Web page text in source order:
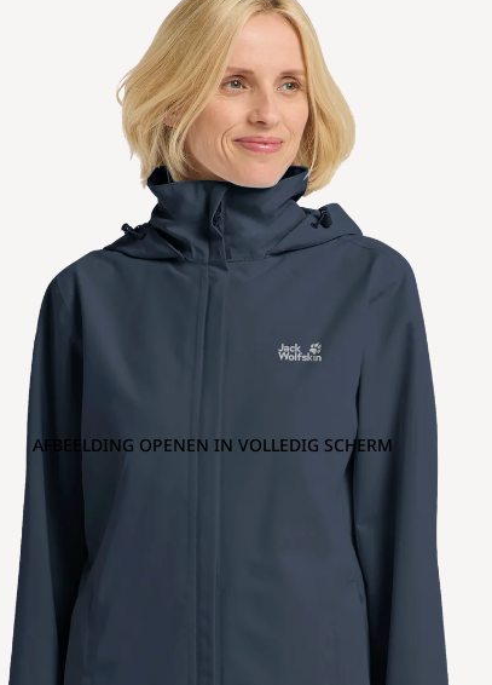
AFBEELDING OPENEN IN VOLLEDIG SCHERM